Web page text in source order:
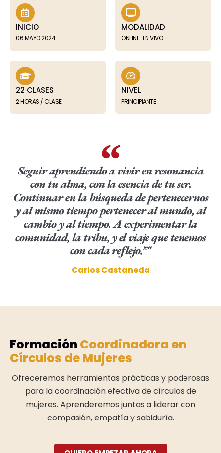
INICIO
06 MAYO 2024
MODALIDAD
ONLINE · EN VIVO
22 CLASES
2 HORAS / CLASE
NIVEL
PRINCIPIANTE
Seguir aprendiendo a vivir en resonancia
con tu alma, con la esencia de tu ser.
Continuar en la búsqueda de pertenecernos
y al mismo tiempo pertenecer al mundo, al
cambio y al tiempo. A experimentar la
comunidad, la tribu, y el viaje que tenemos
con cada reflejo.”"
Carlos Castaneda
Formación Coordinadora en
Círculos de Mujeres
Ofreceremos herramientas prácticas y poderosas
para la coordinación efectiva de círculos de
mujeres. Aprenderemos juntas a liderar con
compasión, empatía y sabiduría.